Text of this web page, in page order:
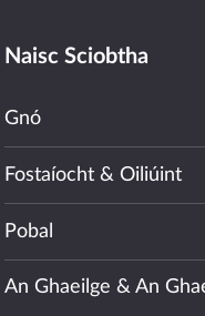
Naisc Sciobtha
Gnó
Fostaíocht & Oiliúint
Pobal
An Ghaeilge & An